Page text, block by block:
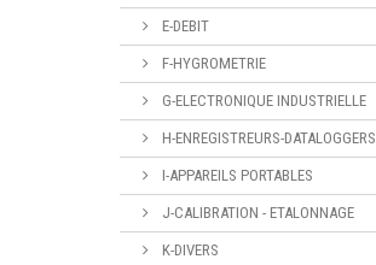
E-DEBIT
F-HYGROMETRIE
G-ELECTRONIQUE INDUSTRIELLE
H-ENREGISTREURS-DATALOGGERS
I-APPAREILS PORTABLES
J-CALIBRATION - ETALONNAGE
K-DIVERS